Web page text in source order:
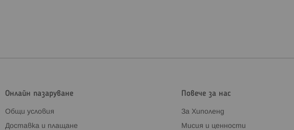
Онлайн пазаруване
Общи условия
Доставка и плащане
Повече за нас
За Хиполенд
Мисия и ценности